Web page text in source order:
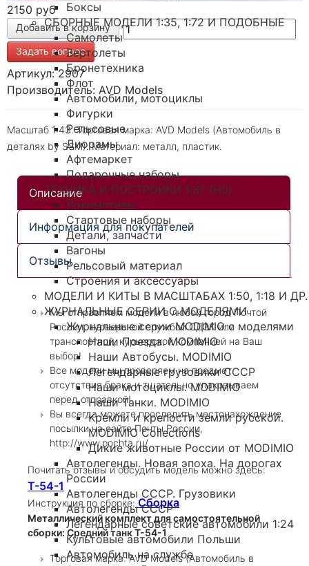
Боксы
СБОРНЫЕ МОДЕЛИ 1:35, 1:72 И ПОДОБНЫЕ
Самолеты
Вертолеты
Бронетехника
Флот
Автомобили, мотоциклы
Фигурки
Рельсовые
Диорамы
Афтемаркет
Подарочные наборы
ТЕХНИКА И ПОСТРОЙКИ 1:87 (H0)
Локомотивы
Стартовые наборы
Детали, запчасти
Вагоны
Рельсовый материал
Строения и аксессуары
МОДЕЛИ И КИТЫ В МАСШТАБАХ 1:50, 1:18 И ДР.
ЖУРНАЛЬНЫЕ СЕРИИ С МОДЕЛЯМИ
Журнальные серии MODIMIO с моделями
Наши Поезда. MODIMIO
Наши Автобусы. MODIMIO
Легендарные грузовики СССР
Наши мотоциклы. MODIMIO
Наши Танки. MODIMIO
Кремли и крепости земли русской.
MODIMIO Collections
Дикие животные России от MODIMIO
Автолегенды. Новая эпоха. На дорогах
России
Автолегенды СССР. Грузовики
Автолегенды СССР
Легендарные советские автомобили 1:24
Культовые автомобили Польши
Автомобиль на службе
2150 руб
Задать вопрос
Артикул: 2907
Производитель: AVD Models
Масштаб 1:43. Торговая марка: AVD Models (Автомобиль в
деталях by SSM). Материал: металл, пластик.
Описание
Информация для покупателей
Отзывы
Мы отправляем модели в любой город Почтой
России, курьерской службой СДЭК или
транспортной, курьерской компанией на Ваш
выбор!
Все модели мы проверяем на предмет
отсутствия брака и тщательно упаковываем
перед отправкой!
Вы всегда можете проследить местонахождение
посылки на сайте Почты России,
http://www.pochta.ru/
Почитать отзывы и обсудить модель можно здесь:
Т-54-1
Инструкция по сборке: Сборка
Металлический комплект для самостоятельной
сборки: Средний танк Т-54-1
Торговая марка: AVD Models (Автомобиль в